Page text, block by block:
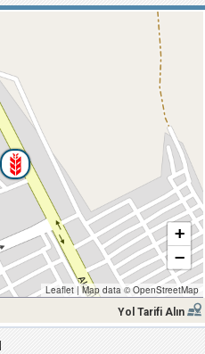
+
−
Leaflet |Map data ©OpenStreetMap
Yol Tarifi Alın